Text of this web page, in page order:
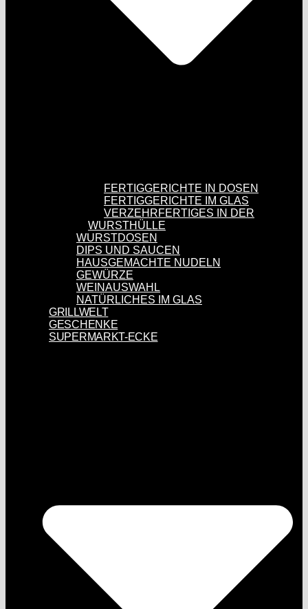
FERTIGGERICHTE IN DOSEN
FERTIGGERICHTE IM GLAS
VERZEHRFERTIGES IN DER
WURSTHÜLLE
WURSTDOSEN
DIPS UND SAUCEN
HAUSGEMACHTE NUDELN
GEWÜRZE
WEINAUSWAHL
NATÜRLICHES IM GLAS
GRILLWELT
GESCHENKE
SUPERMARKT-ECKE